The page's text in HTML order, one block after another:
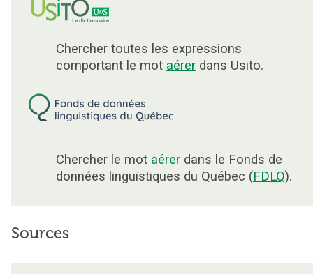
Chercher toutes les expressions
comportant le mot aérer dans Usito.
Chercher le mot aérer dans le Fonds de
données linguistiques du Québec (FDLQ).
Sources